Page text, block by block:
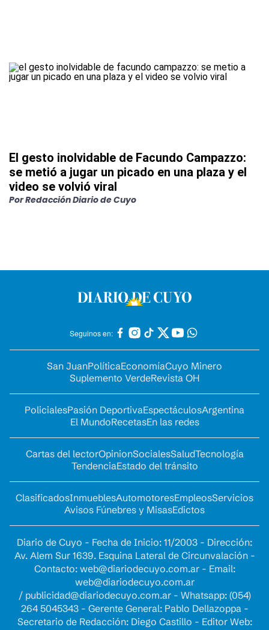
El gesto inolvidable de Facundo Campazzo:
se metió a jugar un picado en una plaza y el
video se volvió viral
PorRedacción Diario de Cuyo
Seguinos en:
San JuanPolíticaEconomíaCuyo Minero
Suplemento VerdeRevista OH
PolicialesPasión DeportivaEspectáculosArgentina
El MundoRecetasEn las redes
Cartas del lectorOpinionSocialesSaludTecnología
TendenciaEstado del tránsito
ClasificadosInmueblesAutomotoresEmpleosServicios
Avisos Fúnebres y MisasEdictos
Diario de Cuyo - Fecha de Inicio: 11/2003 - Dirección:
Av. Alem Sur 1639. Esquina Lateral de Circunvalación -
Contacto: web@diariodecuyo.com.ar- Email:
web@diariodecuyo.com.ar
/ publicidad@diariodecuyo.com.ar- Whatsapp: (054)
264 5045343 - Gerente General: Pablo Dellazoppa -
Secretario de Redacción: Diego Castillo - Editor Web: